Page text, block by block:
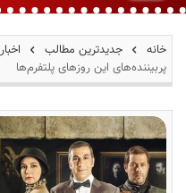
ر
م
ز
خانه جدیدترین مطالب اخبار
پربیننده‌های این روزهای پلتفرم‌ها